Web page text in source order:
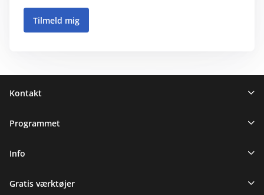
Sidefod
Kontakt
Programmet
Info
Gratis værktøjer